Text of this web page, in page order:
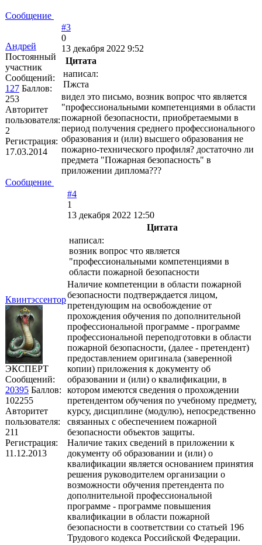
Сообщение
Андрей
Постоянный
участник
Сообщений:
127 Баллов:
253
Авторитет
пользователя:
2
Регистрация:
17.03.2014
#3
0
13 декабря 2022 9:52
Цитата
написал:
Пжста
видел это письмо, возник вопрос что является
"профессиональными компетенциями в области
пожарной безопасности, приобретаемыми в
период получения среднего профессионального
образования и (или) высшего образования не
пожарно-технического профиля? достаточно ли
предмета "Пожарная безопасность" в
приложении диплома???
Сообщение
Квинтэссентор
ЭКСПЕРТ
Сообщений:
20395 Баллов:
102255
Авторитет
пользователя:
211
Регистрация:
11.12.2013
#4
1
13 декабря 2022 12:50
Цитата
написал:
возник вопрос что является
"профессиональными компетенциями в
области пожарной безопасности
Наличие компетенции в области пожарной
безопасности подтверждается лицом,
претендующим на освобождение от
прохождения обучения по дополнительной
профессиональной программе - программе
профессиональной переподготовки в области
пожарной безопасности, (далее - претендент)
предоставлением оригинала (заверенной
копии) приложения к документу об
образовании и (или) о квалификации, в
котором имеются сведения о прохождении
претендентом обучения по учебному предмету,
курсу, дисциплине (модулю), непосредственно
связанных с обеспечением пожарной
безопасности объектов защиты.
Наличие таких сведений в приложении к
документу об образовании и (или) о
квалификации является основанием принятия
решения руководителем организации о
возможности обучения претендента по
дополнительной профессиональной
программе - программе повышения
квалификации в области пожарной
безопасности в соответствии со статьей 196
Трудового кодекса Российской Федерации.